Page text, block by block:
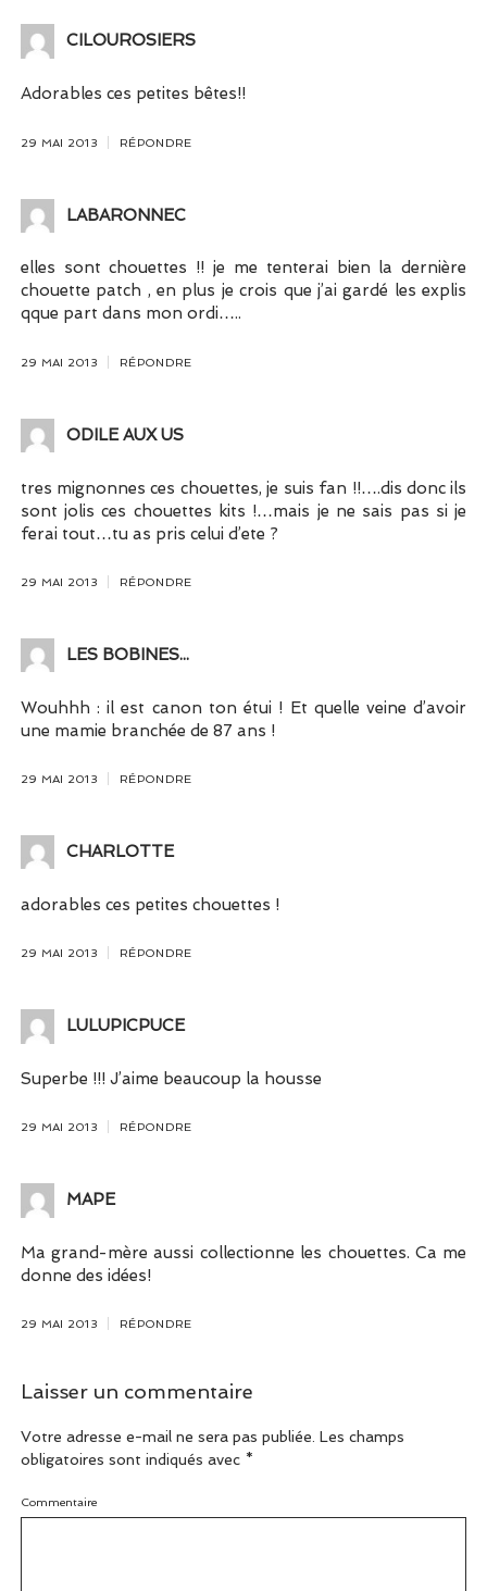
CILOUROSIERS
Adorables ces petites bêtes!!
29 MAI 2013 RÉPONDRE
LABARONNEC
elles sont chouettes !! je me tenterai bien la dernière
chouette patch , en plus je crois que j’ai gardé les explis
qque part dans mon ordi…..
29 MAI 2013 RÉPONDRE
ODILE AUX US
tres mignonnes ces chouettes, je suis fan !!….dis donc ils
sont jolis ces chouettes kits !…mais je ne sais pas si je
ferai tout…tu as pris celui d’ete ?
29 MAI 2013 RÉPONDRE
LES BOBINES...
Wouhhh : il est canon ton étui ! Et quelle veine d’avoir
une mamie branchée de 87 ans !
29 MAI 2013 RÉPONDRE
CHARLOTTE
adorables ces petites chouettes !
29 MAI 2013 RÉPONDRE
LULUPICPUCE
Superbe !!! J’aime beaucoup la housse
29 MAI 2013 RÉPONDRE
MAPE
Ma grand-mère aussi collectionne les chouettes. Ca me
donne des idées!
29 MAI 2013 RÉPONDRE
Laisser un commentaire
Votre adresse e-mail ne sera pas publiée. Les champs
obligatoires sont indiqués avec *
Commentaire